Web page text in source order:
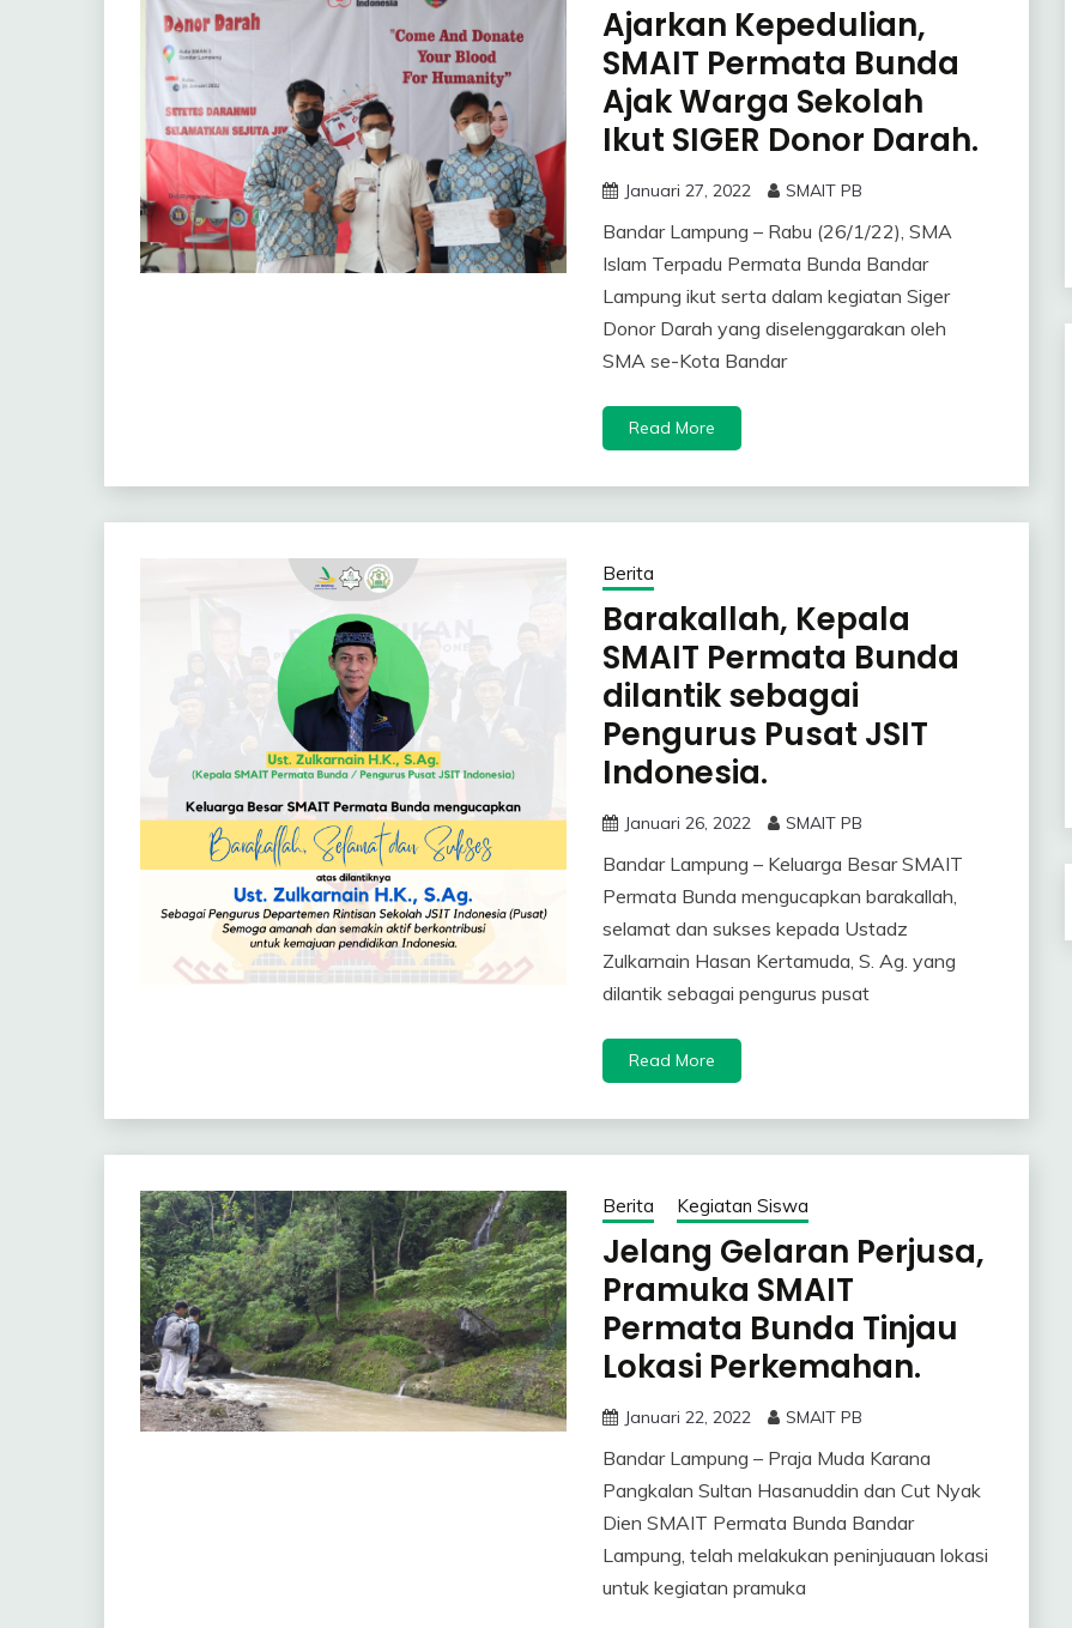
Ajarkan Kepedulian,
SMAIT Permata Bunda
Ajak Warga Sekolah
Ikut SIGER Donor Darah.
Januari 27, 2022 SMAIT PB
Bandar Lampung – Rabu (26/1/22), SMA
Islam Terpadu Permata Bunda Bandar
Lampung ikut serta dalam kegiatan Siger
Donor Darah yang diselenggarakan oleh
SMA se-Kota Bandar
Read More
Berita
Barakallah, Kepala
SMAIT Permata Bunda
dilantik sebagai
Pengurus Pusat JSIT
Indonesia.
Januari 26, 2022 SMAIT PB
Bandar Lampung – Keluarga Besar SMAIT
Permata Bunda mengucapkan barakallah,
selamat dan sukses kepada Ustadz
Zulkarnain Hasan Kertamuda, S. Ag. yang
dilantik sebagai pengurus pusat
Read More
Berita Kegiatan Siswa
Jelang Gelaran Perjusa,
Pramuka SMAIT
Permata Bunda Tinjau
Lokasi Perkemahan.
Januari 22, 2022 SMAIT PB
Bandar Lampung – Praja Muda Karana
Pangkalan Sultan Hasanuddin dan Cut Nyak
Dien SMAIT Permata Bunda Bandar
Lampung, telah melakukan peninjuauan lokasi
untuk kegiatan pramuka